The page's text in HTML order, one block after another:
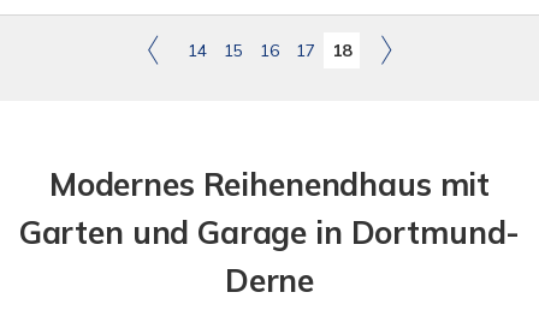
14 15 16 17 18
Modernes Reihenendhaus mit
Garten und Garage in Dortmund-
Derne